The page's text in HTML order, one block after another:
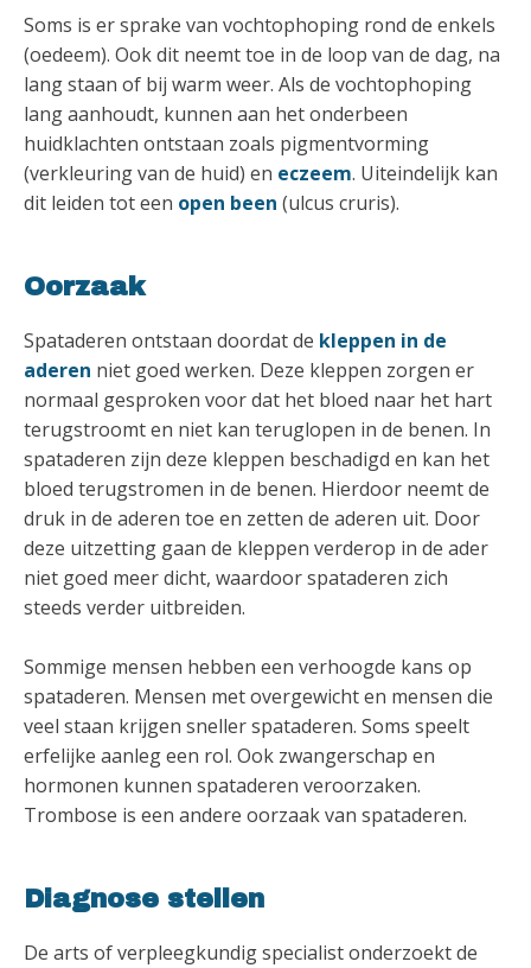
Soms is er sprake van vochtophoping rond de enkels
(oedeem). Ook dit neemt toe in de loop van de dag, na
lang staan of bij warm weer. Als de vochtophoping
lang aanhoudt, kunnen aan het onderbeen
huidklachten ontstaan zoals pigmentvorming
(verkleuring van de huid) en eczeem. Uiteindelijk kan
dit leiden tot een open been (ulcus cruris).
Oorzaak
Spataderen ontstaan doordat de kleppen in de
aderen niet goed werken. Deze kleppen zorgen er
normaal gesproken voor dat het bloed naar het hart
terugstroomt en niet kan teruglopen in de benen. In
spataderen zijn deze kleppen beschadigd en kan het
bloed terugstromen in de benen. Hierdoor neemt de
druk in de aderen toe en zetten de aderen uit. Door
deze uitzetting gaan de kleppen verderop in de ader
niet goed meer dicht, waardoor spataderen zich
steeds verder uitbreiden.
Sommige mensen hebben een verhoogde kans op
spataderen. Mensen met overgewicht en mensen die
veel staan krijgen sneller spataderen. Soms speelt
erfelijke aanleg een rol. Ook zwangerschap en
hormonen kunnen spataderen veroorzaken.
Trombose is een andere oorzaak van spataderen.
Diagnose stellen
De arts of verpleegkundig specialist onderzoekt de